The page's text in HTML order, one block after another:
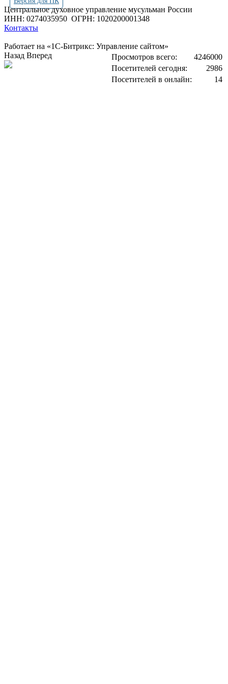
Центральное духовное управление мусульман России
ИНН: 0274035950 ОГРН: 1020200001348
Контакты
Работает на «1С-Битрикс: Управление сайтом»
Просмотров всего:
4246000
Посетителей сегодня:
2986
Посетителей в онлайн:
14
Назад Вперед